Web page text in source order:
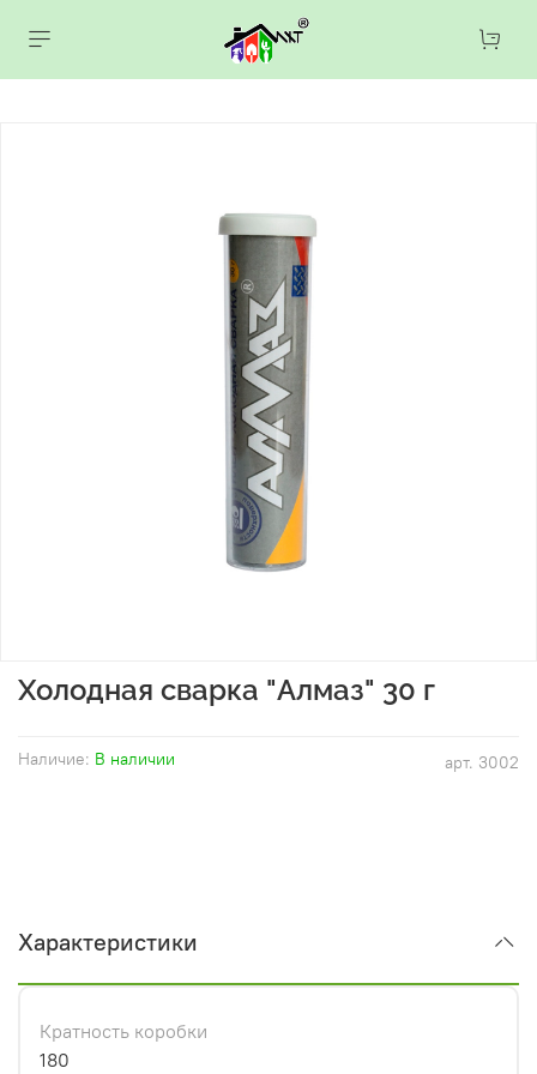
арт. 3002
Наличие: В наличии
Холодная сварка "Алмаз" 30 г
Характеристики
Кратность коробки
180